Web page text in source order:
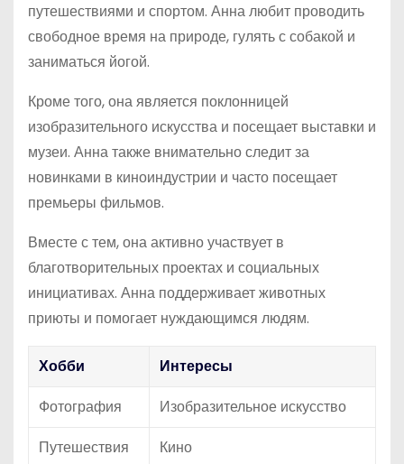
путешествиями и спортом. Анна любит проводить
свободное время на природе, гулять с собакой и
заниматься йогой.
Кроме того, она является поклонницей
изобразительного искусства и посещает выставки и
музеи. Анна также внимательно следит за
новинками в киноиндустрии и часто посещает
премьеры фильмов.
Вместе с тем, она активно участвует в
благотворительных проектах и социальных
инициативах. Анна поддерживает животных
приюты и помогает нуждающимся людям.
Хобби
Интересы
Фотография
Изобразительное искусство
Путешествия
Кино